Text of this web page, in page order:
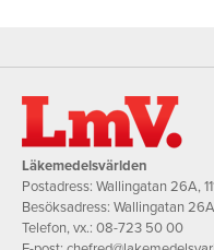
Läkemedelsvärlden
Postadress: Wallingatan 26A,
Besöksadress: Wallingatan 26A
Telefon, vx.: 08-723 50 00